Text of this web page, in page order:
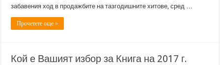
забавения ход в продажбите на тазгодишните хитове, сред …
Прочетете още »
Кой е Вашият избор за Книга на 2017 г.